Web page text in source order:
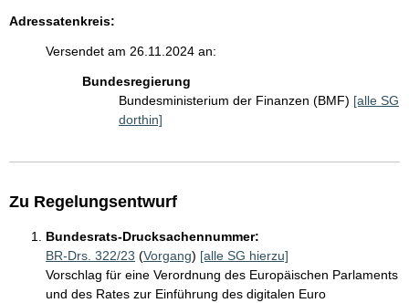
Adressatenkreis:
Versendet am 26.11.2024 an:
Bundesregierung
Bundesministerium der Finanzen (BMF) [alle SG
dorthin]
Zu Regelungsentwurf
Bundesrats-Drucksachennummer:
BR-Drs. 322/23 (Vorgang) [alle SG hierzu]
Vorschlag für eine Verordnung des Europäischen Parlaments
und des Rates zur Einführung des digitalen Euro